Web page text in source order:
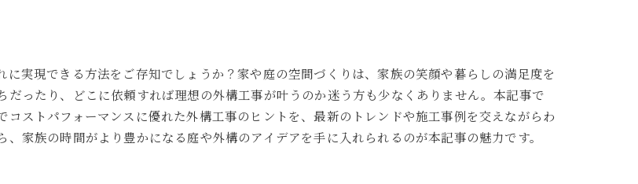
実現できる方法をご存知でしょうか？家や庭の空間づくりは、家族の笑顔や暮らしの満足度を
ったり、どこに依頼すれば理想の外構工事が叶うのか迷う方も少なくありません。本記事で
ストパフォーマンスに優れた外構工事のヒントを、最新のトレンドや施工事例を交えながらわ
家族の時間がより豊かになる庭や外構のアイデアを手に入れられるのが本記事の魅力です。